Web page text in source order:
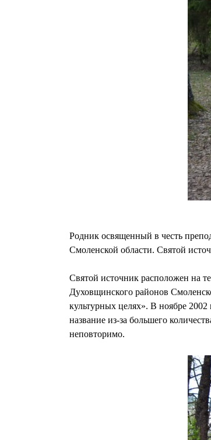
Родник освященный в честь
Смоленской области. Святой
Святой источник расположен на
Духовщинского районов
культурных целях». В ноябре
название из-за большего
неповторимо.